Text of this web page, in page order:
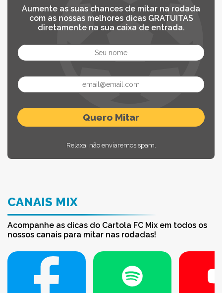
Aumente as suas chances de mitar na rodada
com as nossas melhores dicas GRATUITAS
diretamente na sua caixa de entrada.
Relaxa, não enviaremos spam.
CANAIS MIX
Acompanhe as dicas do Cartola FC Mix em todos os
nossos canais para mitar nas rodadas!